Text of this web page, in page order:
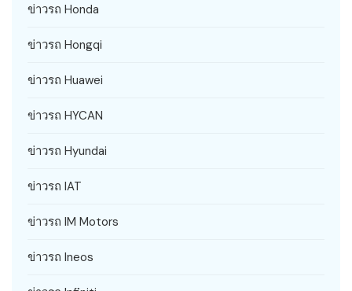
ข่าวรถ Honda
ข่าวรถ Hongqi
ข่าวรถ Huawei
ข่าวรถ HYCAN
ข่าวรถ Hyundai
ข่าวรถ IAT
ข่าวรถ IM Motors
ข่าวรถ Ineos